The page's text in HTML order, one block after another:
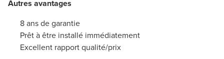
Autres avantages
8 ans de garantie
Prêt à être installé immédiatement
Excellent rapport qualité/prix